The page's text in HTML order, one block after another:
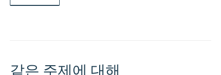
같은 주제에 대해